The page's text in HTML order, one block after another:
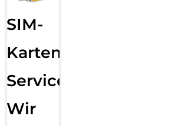
SIM-
Karten
Service:
Wir